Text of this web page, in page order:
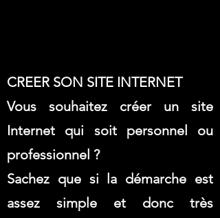
CREER SON SITE INTERNET
Vous souhaitez créer un site
Internet qui soit personnel ou
professionnel ?
Sachez que si la démarche est
assez simple et donc très